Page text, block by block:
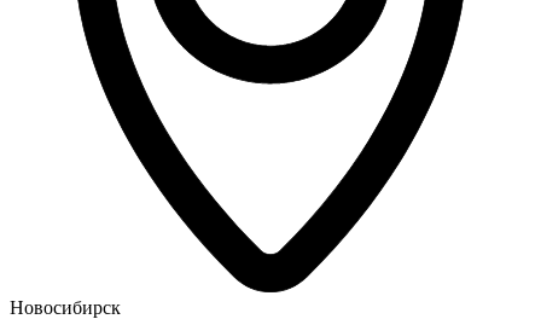
Новосибирск